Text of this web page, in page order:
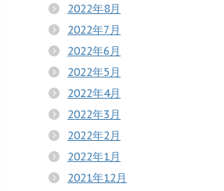
2022年8月
2022年7月
2022年6月
2022年5月
2022年4月
2022年3月
2022年2月
2022年1月
2021年12月